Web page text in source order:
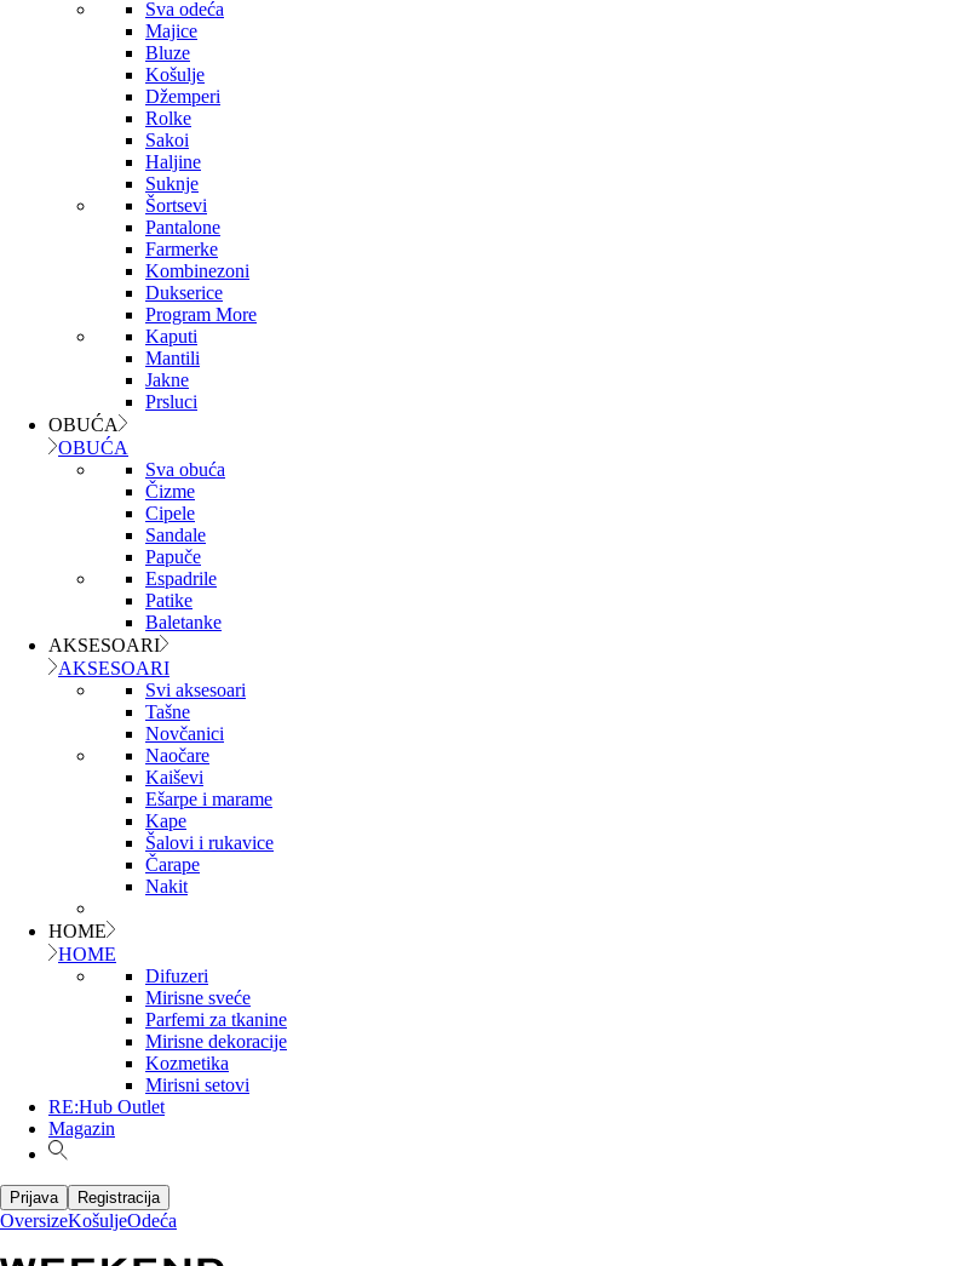
Sva odeća
Majice
Bluze
Košulje
Džemperi
Rolke
Sakoi
Haljine
Suknje
Šortsevi
Pantalone
Farmerke
Kombinezoni
Dukserice
Program More
Kaputi
Mantili
Jakne
Prsluci
OBUĆA
OBUĆA
Sva obuća
Čizme
Cipele
Sandale
Papuče
Espadrile
Patike
Baletanke
AKSESOARI
AKSESOARI
Svi aksesoari
Tašne
Novčanici
Naočare
Kaiševi
Ešarpe i marame
Kape
Šalovi i rukavice
Čarape
Nakit
HOME
HOME
Difuzeri
Mirisne sveće
Parfemi za tkanine
Mirisne dekoracije
Kozmetika
Mirisni setovi
RE:Hub Outlet
Magazin
Prijava Registracija
OversizeKošuljeOdeća